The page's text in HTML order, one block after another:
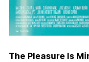
The Pleasure Is